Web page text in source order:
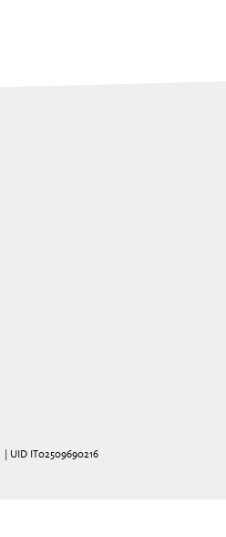
| UID IT02509690216